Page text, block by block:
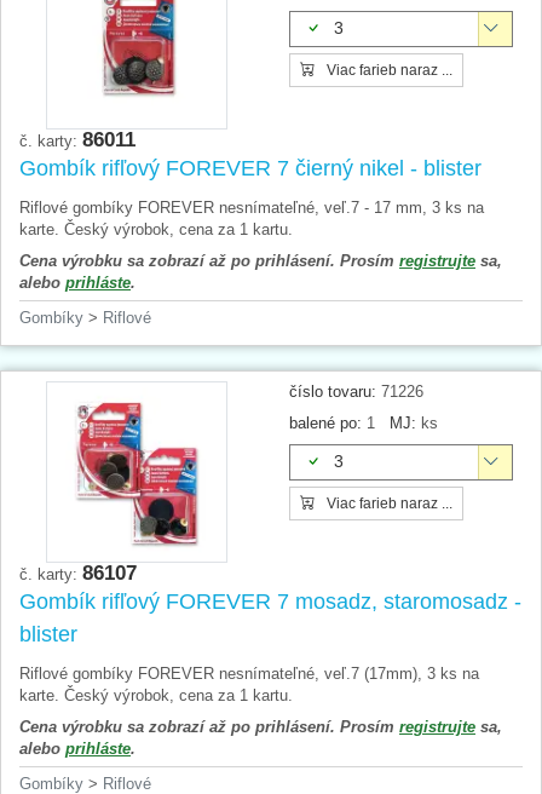
3
Viac farieb naraz ...
č. karty: 86011
Gombík rifľový FOREVER 7 čierný nikel - blister
Riflové gombíky FOREVER nesnímateľné, veľ.7 - 17 mm, 3 ks na
karte. Český výrobok, cena za 1 kartu.
Cena výrobku sa zobrazí až po prihlásení. Prosím registrujte sa,
alebo prihláste.
Gombíky > Riflové
číslo tovaru: 71226
balené po: 1 MJ: ks
3
Viac farieb naraz ...
č. karty: 86107
Gombík rifľový FOREVER 7 mosadz, staromosadz -
blister
Riflové gombíky FOREVER nesnímateľné, veľ.7 (17mm), 3 ks na
karte. Český výrobok, cena za 1 kartu.
Cena výrobku sa zobrazí až po prihlásení. Prosím registrujte sa,
alebo prihláste.
Gombíky > Riflové